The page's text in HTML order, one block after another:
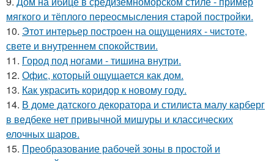
мягкого и тёплого переосмысления старой постройки.
10. Этот интерьер построен на ощущениях - чистоте,
свете и внутреннем спокойствии.
11. Город под ногами - тишина внутри.
12. Офис, который ощущается как дом.
13. Как украсить коридор к новому году.
14. В доме датского декоратора и стилиста малу карберг
в ведбеке нет привычной мишуры и классических
елочных шаров.
15. Преобразование рабочей зоны в простой и